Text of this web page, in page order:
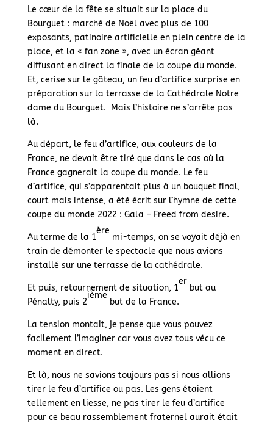
Le cœur de la fête se situait sur la place du
Bourguet : marché de Noël avec plus de 100
exposants, patinoire artificielle en plein centre de la
place, et la « fan zone », avec un écran géant
diffusant en direct la finale de la coupe du monde.
Et, cerise sur le gâteau, un feu d’artifice surprise en
préparation sur la terrasse de la Cathédrale Notre
dame du Bourguet. Mais l’histoire ne s’arrête pas
là.
Au départ, le feu d’artifice, aux couleurs de la
France, ne devait être tiré que dans le cas où la
France gagnerait la coupe du monde. Le feu
d’artifice, qui s’apparentait plus à un bouquet final,
court mais intense, a été écrit sur l’hymne de cette
coupe du monde 2022 : Gala – Freed from desire.
Au terme de la 1
ère
mi-temps, on se voyait déjà en
train de démonter le spectacle que nous avions
installé sur une terrasse de la cathédrale.
Et puis, retournement de situation, 1
er
but au
Pénalty, puis 2
ième
but de la France.
La tension montait, je pense que vous pouvez
facilement l’imaginer car vous avez tous vécu ce
moment en direct.
Et là, nous ne savions toujours pas si nous allions
tirer le feu d’artifice ou pas. Les gens étaient
tellement en liesse, ne pas tirer le feu d’artifice
pour ce beau rassemblement fraternel aurait était